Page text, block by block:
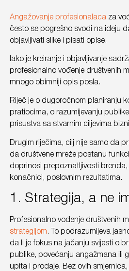
Angažovanje profesionalaca za
često se pogrešno svodi na ideju
objavljivati slike i pisati opise.
Iako je kreiranje i objavljivanje
profesionalno vođenje društvenih
mnogo obimniji opis posla.
Riječ je o dugoročnom planiranju
pratiocima, o razumijevanju
prisustva sa stvarnim ciljevima
Drugim riječima, cilj nije samo da
da društvene mreže postanu
doprinosi prepoznatljivosti brenda,
konačnici, poslovnim rezultatima.
1. Strategija, a ne
Profesionalno vođenje društvenih
strategijom . To podrazumijeva
da li je fokus na jačanju svijesti o
publike, povećanju angažmana ili
upita i prodaje. Bez ovih